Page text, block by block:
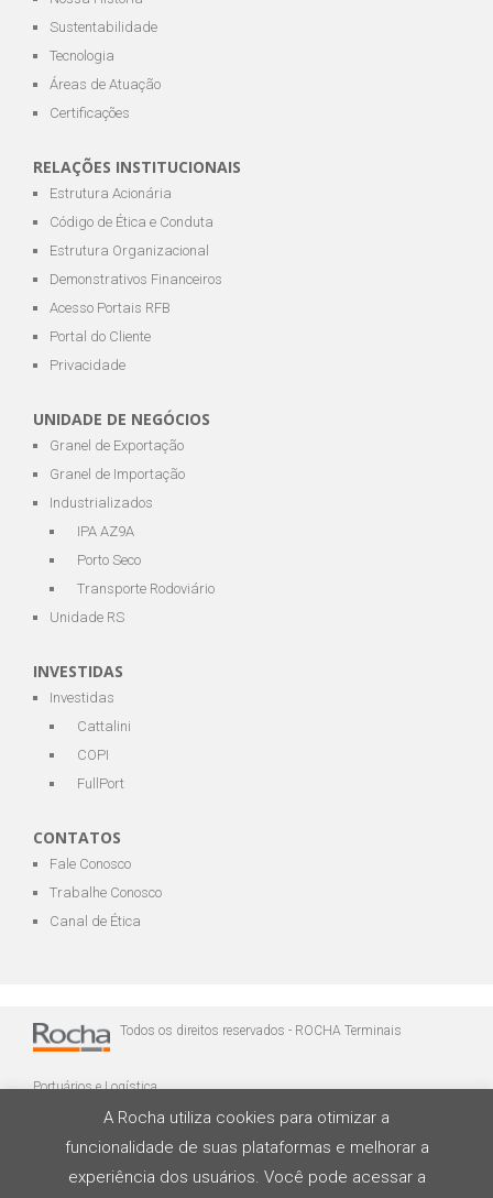
Sustentabilidade
Tecnologia
Áreas de Atuação
Certificações
RELAÇÕES INSTITUCIONAIS
Estrutura Acionária
Código de Ética e Conduta
Estrutura Organizacional
Demonstrativos Financeiros
Acesso Portais RFB
Portal do Cliente
Privacidade
UNIDADE DE NEGÓCIOS
Granel de Exportação
Granel de Importação
Industrializados
IPA AZ9A
Porto Seco
Transporte Rodoviário
Unidade RS
INVESTIDAS
Investidas
Cattalini
COPI
FullPort
CONTATOS
Fale Conosco
Trabalhe Conosco
Canal de Ética
Todos os direitos reservados - ROCHA Terminais
Portuários e Logística
A Rocha utiliza cookies para otimizar a
funcionalidade de suas plataformas e melhorar a
experiência dos usuários. Você pode acessar a